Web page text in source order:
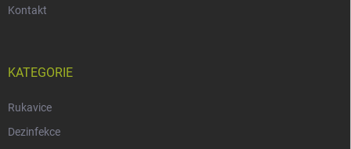
Kontakt
KATEGORIE
Rukavice
Dezinfekce